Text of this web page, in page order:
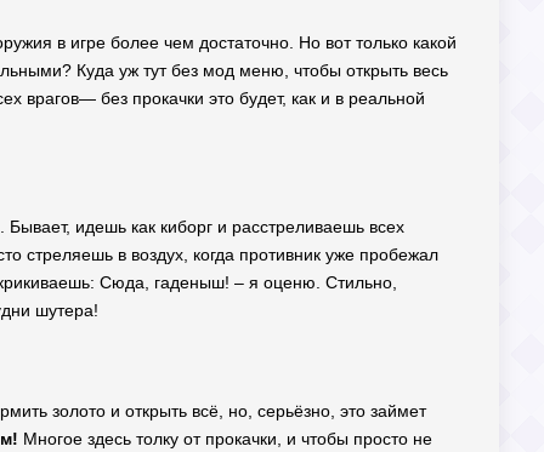
в игре более чем достаточно. Но вот только какой
Куда уж тут без мод меню, чтобы открыть весь
врагов— без прокачки это будет, как и в реальной
идешь как киборг и расстреливаешь всех
стреляешь в воздух, когда противник уже пробежал
Сюда, гаденыш! – я оценю. Стильно,
шутера!
золото и открыть всё, но, серьёзно, это займет
Многое здесь толку от прокачки, и чтобы просто не